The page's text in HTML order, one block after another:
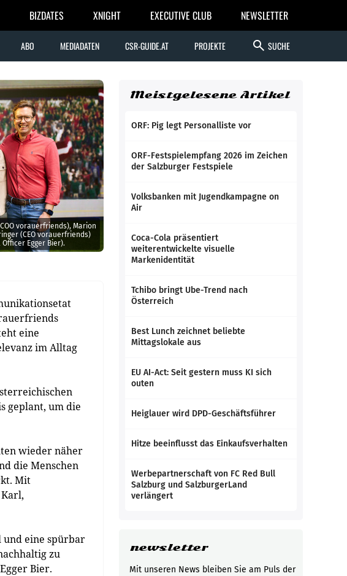
BIZDATES XNIGHT EXECUTIVE CLUB NEWSLETTER
ABO MEDIADATEN CSR-GUIDE.AT PROJEKTE search SUCHE
vorauerfriends), Marion
(CEO vorauerfriends)
Egger Bier).
eine
im Alltag
geplant, um die
wieder näher
die Menschen
Mit
und eine spürbar
zu
Bier.
Meistgelesene Artikel
ORF: Pig legt Personalliste vor
ORF-Festspielempfang 2026 im Zeichen
der Salzburger Festspiele
Volksbanken mit Jugendkampagne on
Air
Coca-Cola präsentiert
weiterentwickelte visuelle
Markenidentität
Tchibo bringt Ube-Trend nach
Österreich
Best Lunch zeichnet beliebte
Mittagslokale aus
EU AI-Act: Seit gestern muss KI sich
outen
Heiglauer wird DPD-Geschäftsführer
Hitze beeinflusst das Einkaufsverhalten
Werbepartnerschaft von FC Red Bull
Salzburg und SalzburgerLand
verlängert
newsletter
Mit unseren News bleiben Sie am Puls der